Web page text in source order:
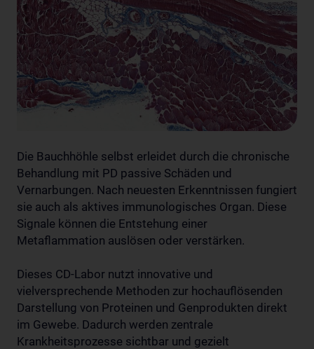
Die Bauchhöhle selbst erleidet durch die chronische
Behandlung mit PD passive Schäden und
Vernarbungen. Nach neuesten Erkenntnissen fungiert
sie auch als aktives immunologisches Organ. Diese
Signale können die Entstehung einer
Metaflammation auslösen oder verstärken.
Dieses CD-Labor nutzt innovative und
vielversprechende Methoden zur hochauflösenden
Darstellung von Proteinen und Genprodukten direkt
im Gewebe. Dadurch werden zentrale
Krankheitsprozesse sichtbar und gezielt